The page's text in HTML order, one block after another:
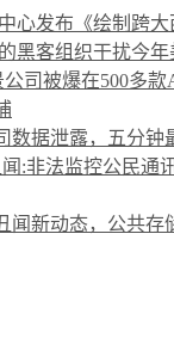
心发布《绘制跨
黑客组织干扰今年
司被爆在500多
数据泄露，五分钟
:非法监控公民通
闻新动态，公共